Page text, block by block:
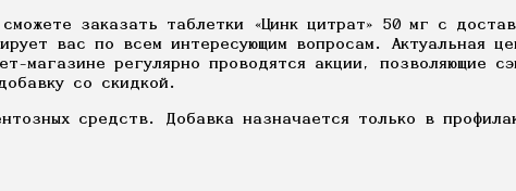
заказать таблетки «Цинк цитрат» 50 мг с
вас по всем интересующим вопросам. Актуальная
магазине регулярно проводятся акции, позволяющие
со скидкой.
средств. Добавка назначается только в